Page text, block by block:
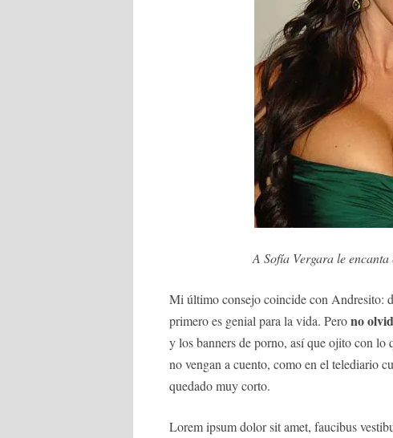
A Sofía Vergara le
Mi último consejo coincide con Andresito:
primero es genial para la vida. Perono
y los banners de porno, así que ojito con lo
no vengan a cuento, como en el telediario
quedado muy corto.
Lorem ipsum dolor sit amet, faucibus